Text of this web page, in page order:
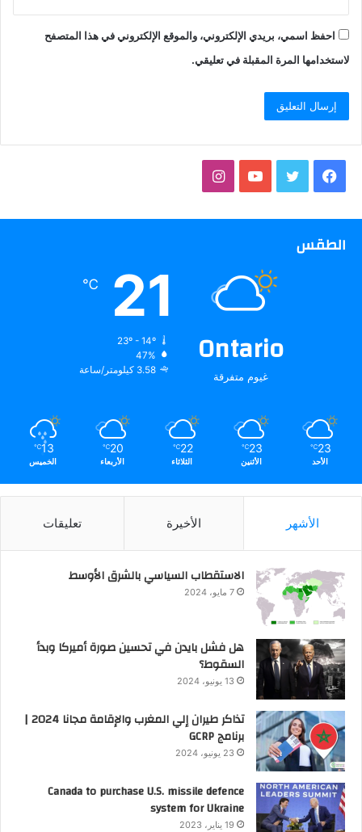
احفظ اسمي، بريدي الإلكتروني، والموقع الإلكتروني في هذا المتصفح
لاستخدامها المرة المقبلة في تعليقي.
فيسبوك تويتر يوتيوبانستقرام
الطقس
Ontario
غيوم متفرقة
21
℃
23º - 14º
47%
3.58 كيلومتر/ساعة
23
℃
الأحد
23
℃
الأثنين
22
℃
الثلاثاء
20
℃
الأربعاء
13
℃
الخميس
الأشهر الأخيرة تعليقات
الاستقطاب السياسي بالشرق الأوسط
7 مايو، 2024
هل فشل بايدن في تحسين صورة أميركا وبدأ
السقوط؟
13 يونيو، 2024
تذاكر طيران إلي المغرب والإقامة مجانا 2024 |
برنامج GCRP
23 يونيو، 2024
Canada to purchase U.S. missile defence
system for Ukraine
19 يناير، 2023